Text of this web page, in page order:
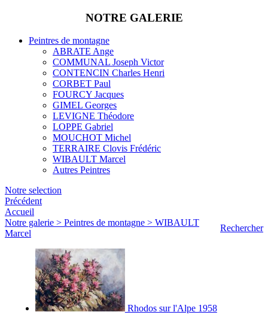
NOTRE GALERIE
Peintres de montagne
ABRATE Ange
COMMUNAL Joseph Victor
CONTENCIN Charles Henri
CORBET Paul
FOURCY Jacques
GIMEL Georges
LEVIGNE Théodore
LOPPE Gabriel
MOUCHOT Michel
TERRAIRE Clovis Frédéric
WIBAULT Marcel
Autres Peintres
Notre selection
Précédent
Accueil
Notre galerie > Peintres de montagne > WIBAULT
Marcel
Rechercher
Rhodos sur l'Alpe 1958